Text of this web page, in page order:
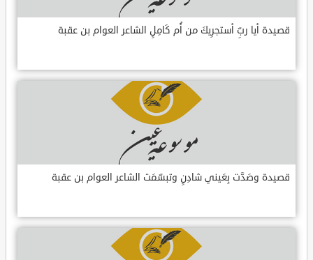
قصيدة أيا ربِّ أستجرِيكَ من أُم كَامِلٍ الشاعر العوام بن عقبة
قصيدة وصَدَّت بِعَيني شادِنٍ وتبسّمَت الشاعر العوام بن عقبة